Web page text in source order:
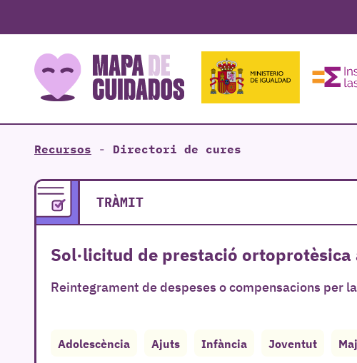
Recursos - Directori de cures
TRÀMIT
Sol·licitud de prestació
Reintegrament de despeses o compensacions per
Adolescència Ajuts Infància Joventut